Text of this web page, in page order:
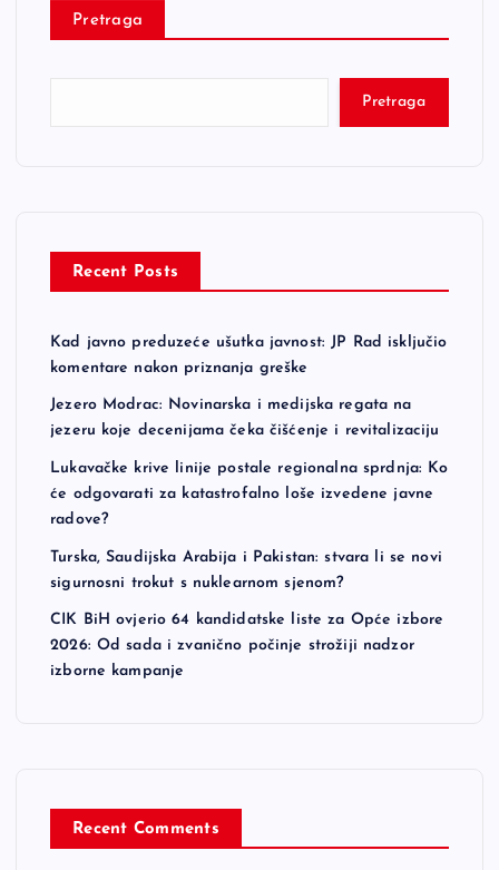
Pretraga
Pretraga
Recent Posts
Kad javno preduzeće ušutka javnost: JP Rad isključio
komentare nakon priznanja greške
Jezero Modrac: Novinarska i medijska regata na
jezeru koje decenijama čeka čišćenje i revitalizaciju
Lukavačke krive linije postale regionalna sprdnja: Ko
će odgovarati za katastrofalno loše izvedene javne
radove?
Turska, Saudijska Arabija i Pakistan: stvara li se novi
sigurnosni trokut s nuklearnom sjenom?
CIK BiH ovjerio 64 kandidatske liste za Opće izbore
2026: Od sada i zvanično počinje strožiji nadzor
izborne kampanje
Recent Comments